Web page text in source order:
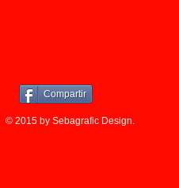
Compartir
© 2015 by Sebagrafic Design.